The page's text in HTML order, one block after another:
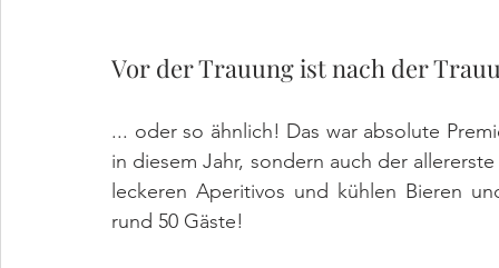
Vor der Trauung ist nach der
... oder so ähnlich! Das war absolute
in diesem Jahr, sondern auch der
leckeren Aperitivos und kühlen Bieren
rund 50 Gäste!